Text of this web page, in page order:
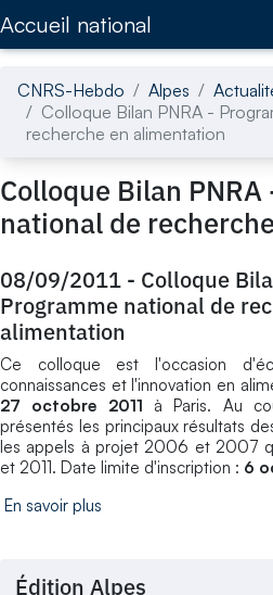
Accueil national
CNRS-Hebdo Alpes
Colloque Bilan PNRA -
recherche en alimentation
Colloque Bilan
national de
08/09/2011 - Colloque
Programme national de
alimentation
Ce colloque est l'occasion
connaissances et l'innovation en
27 octobre 2011 à Paris. Au
présentés les principaux résultats
les appels à projet 2006 et 2007
et 2011. Date limite d'inscription : 6
En savoir plus
Édition Alpes